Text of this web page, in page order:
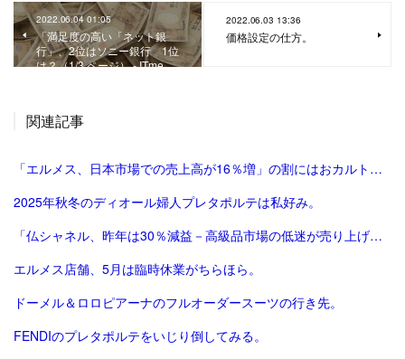
2022.06.04 01:05
「満足度の高い「ネット銀
行」、2位はソニー銀行 1位
は？（1/3 ページ） - ITme…
2022.06.03 13:36
価格設定の仕方。
関連記事
「エルメス、日本市場での売上高が16％増」の割にはおカルト系（笑）は減った気がする。
2025年秋冬のディオール婦人プレタポルテは私好み。
「仏シャネル、昨年は30％減益－高級品市場の低迷が売り上げ直撃 - Bloomberg」
エルメス店舗、5月は臨時休業がちらほら。
ドーメル＆ロロピアーナのフルオーダースーツの行き先。
FENDIのプレタポルテをいじり倒してみる。